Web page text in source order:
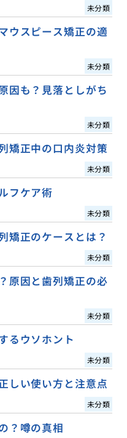
未分類
ウスピース矯正の適
未分類
因も？見落としがち
未分類
矯正中の口内炎対策
未分類
フケア術
未分類
矯正のケースとは？
未分類
原因と歯列矯正の必
未分類
るウソホント
未分類
しい使い方と注意点
未分類
？噂の真相